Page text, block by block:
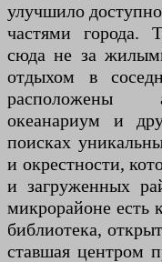
улучшило
частями города.
сюда не за
отдыхом в
расположены
океанариум и
поисках
и окрестности,
и загруженных
микрорайоне есть
библиотека,
ставшая центром